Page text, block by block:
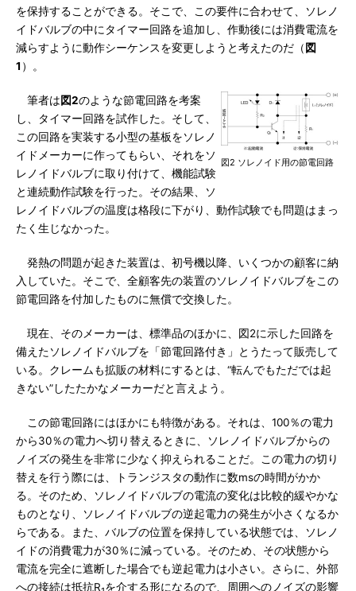
を保持することができる。そこで、この要件に合わせて、ソレノ
イドバルブの中にタイマー回路を追加し、作動後には消費電流を
減らすように動作シーケンスを変更しようと考えたのだ（ 図
1 ）。
図2 ソレノイド用の節電回路
筆者は図2のような節電回路を考案
し、タイマー回路を試作した。そして、
この回路を実装する小型の基板をソレノ
イドメーカーに作ってもらい、それをソ
レノイドバルブに取り付けて、機能試験
と連続動作試験を行った。その結果、ソ
レノイドバルブの温度は格段に下がり、動作試験でも問題はまっ
たく生じなかった。
発熱の問題が起きた装置は、初号機以降、いくつかの顧客に納
入していた。そこで、全顧客先の装置のソレノイドバルブをこの
節電回路を付加したものに無償で交換した。
現在、そのメーカーは、標準品のほかに、図2に示した回路を
備えたソレノイドバルブを「節電回路付き」とうたって販売して
いる。クレームも拡販の材料にするとは、“転んでもただでは起
きない”したたかなメーカーだと言えよう。
この節電回路にはほかにも特徴がある。それは、100％の電力
から30％の電力へ切り替えるときに、ソレノイドバルブからの
ノイズの発生を非常に少なく抑えられることだ。この電力の切り
替えを行う際には、トランジスタの動作に数msの時間がかか
る。そのため、ソレノイドバルブの電流の変化は比較的緩やかな
ものとなり、ソレノイドバルブの逆起電力の発生が小さくなるか
らである。また、バルブの位置を保持している状態では、ソレノ
イドの消費電力が30％に減っている。そのため、その状態から
電流を完全に遮断した場合でも逆起電力は小さい。さらに、外部
への接続は抵抗R を介する形になるので、周囲へのノイズの影響